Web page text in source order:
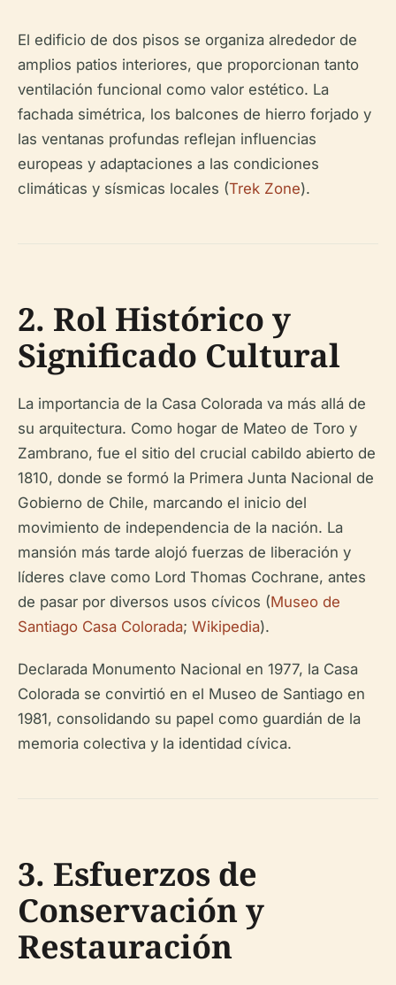
El edificio de dos pisos se organiza alrededor de
amplios patios interiores, que proporcionan tanto
ventilación funcional como valor estético. La
fachada simétrica, los balcones de hierro forjado y
las ventanas profundas reflejan influencias
europeas y adaptaciones a las condiciones
climáticas y sísmicas locales (Trek Zone).
2. Rol Histórico y
Significado Cultural
La importancia de la Casa Colorada va más allá de
su arquitectura. Como hogar de Mateo de Toro y
Zambrano, fue el sitio del crucial cabildo abierto de
1810, donde se formó la Primera Junta Nacional de
Gobierno de Chile, marcando el inicio del
movimiento de independencia de la nación. La
mansión más tarde alojó fuerzas de liberación y
líderes clave como Lord Thomas Cochrane, antes
de pasar por diversos usos cívicos (Museo de
Santiago Casa Colorada; Wikipedia).
Declarada Monumento Nacional en 1977, la Casa
Colorada se convirtió en el Museo de Santiago en
1981, consolidando su papel como guardián de la
memoria colectiva y la identidad cívica.
3. Esfuerzos de
Conservación y
Restauración